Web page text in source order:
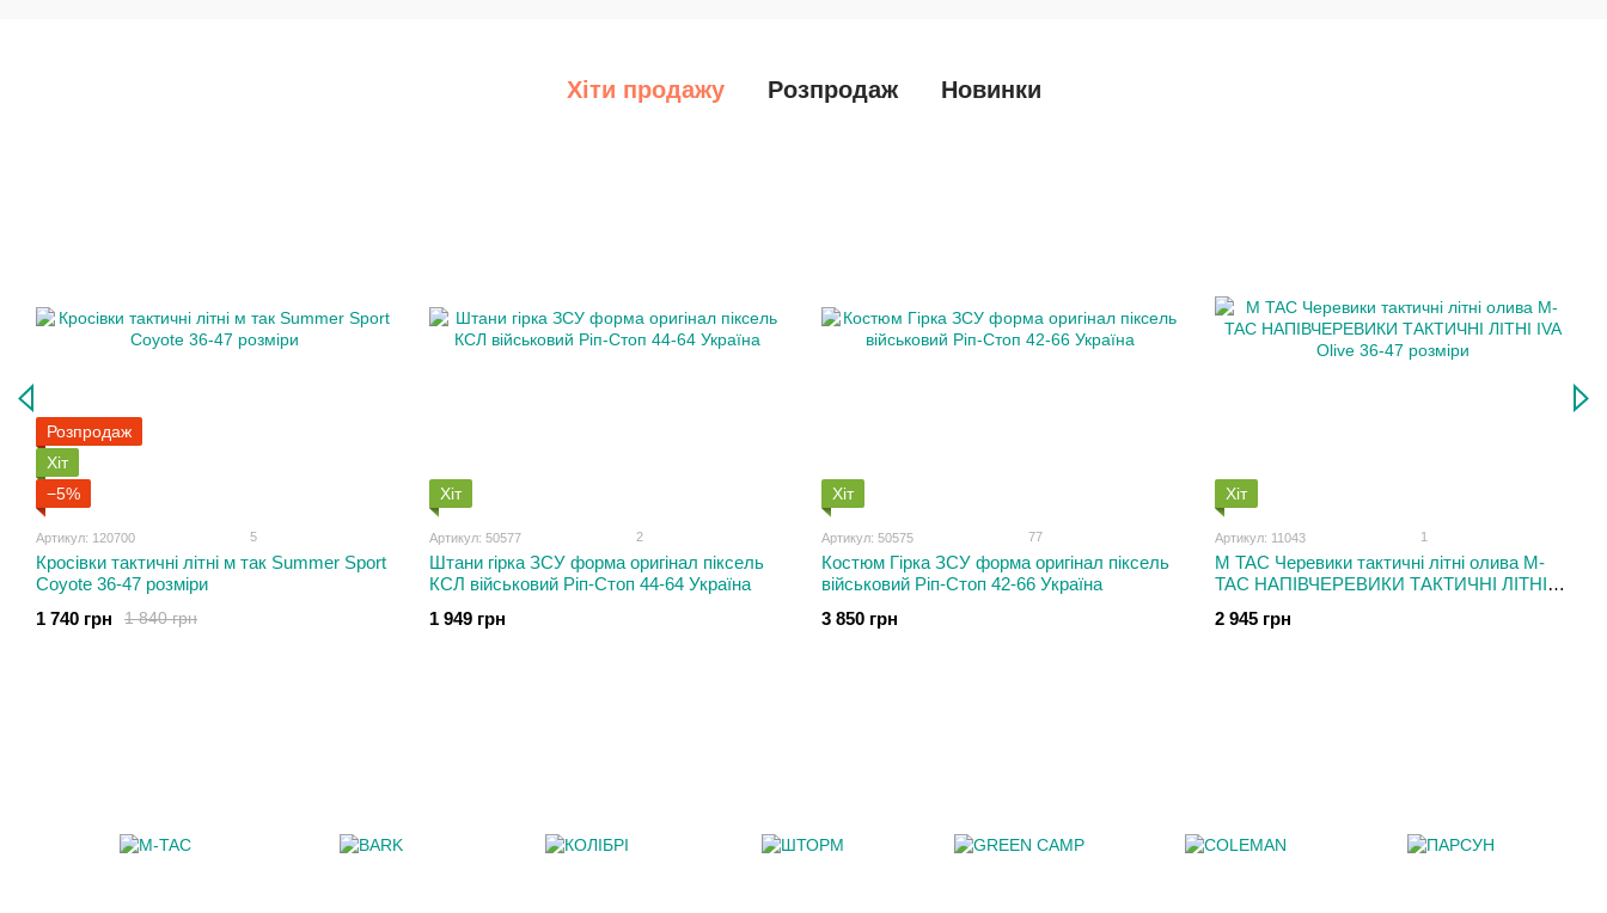
Хіти продажу Розпродаж Новинки
Розпродаж
Хіт
−5%
Артикул: 120700 5
Кросівки тактичні літні м так Summer Sport
Coyote 36-47 розміри
1 840 грн
1 740 грн
Хіт
Артикул: 50577 2
Штани гірка ЗСУ форма оригінал піксель
КСЛ військовий Ріп-Стоп 44-64 Україна
1 949 грн
Хіт
Артикул: 50575 77
Костюм Гірка ЗСУ форма оригінал піксель
військовий Ріп-Стоп 42-66 Україна
3 850 грн
Хіт
Артикул: 11043 1
M TAC Черевики тактичні літні олива M-
TAC НАПІВЧЕРЕВИКИ ТАКТИЧНІ ЛІТНІ
2 945 грн